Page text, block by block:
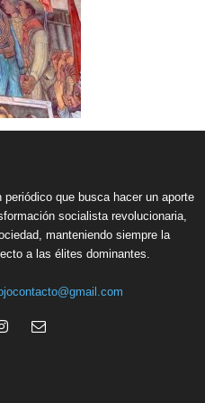
que busca hacer un aporte
socialista revolucionaria,
manteniendo siempre la
a las élites dominantes.